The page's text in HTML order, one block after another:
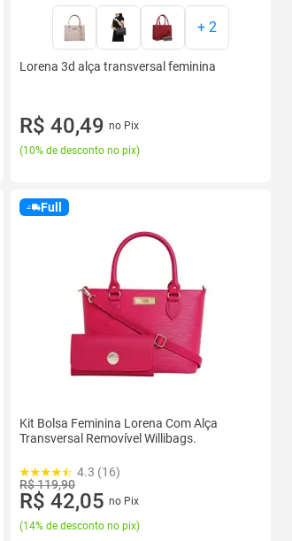
+ 2
Lorena 3d alça transversal feminina
R$ 40,49 no Pix
(10% de desconto no pix)
Full
Kit Bolsa Feminina Lorena Com Alça
Transversal Removível Willibags.
4.3 (16)
R$ 119,90
R$ 42,05 no Pix
(14% de desconto no pix)